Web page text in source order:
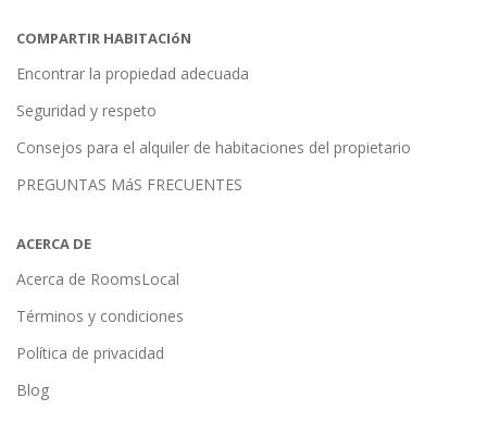
COMPARTIR HABITACIóN
Encontrar la propiedad adecuada
Seguridad y respeto
Consejos para el alquiler de habitaciones del propietario
PREGUNTAS MáS FRECUENTES
ACERCA DE
Acerca de RoomsLocal
Términos y condiciones
Política de privacidad
Blog